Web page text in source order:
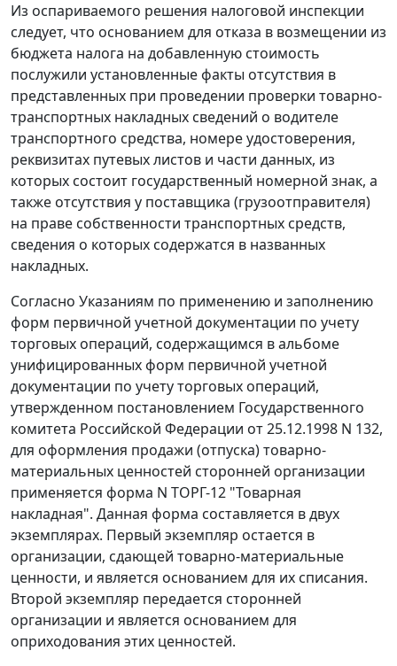
Из оспариваемого решения налоговой инспекции
следует, что основанием для отказа в возмещении из
бюджета налога на добавленную стоимость
послужили установленные факты отсутствия в
представленных при проведении проверки товарно-
транспортных накладных сведений о водителе
транспортного средства, номере удостоверения,
реквизитах путевых листов и части данных, из
которых состоит государственный номерной знак, а
также отсутствия у поставщика (грузоотправителя)
на праве собственности транспортных средств,
сведения о которых содержатся в названных
накладных.
Согласно Указаниям по применению и заполнению
форм первичной учетной документации по учету
торговых операций, содержащимся вальбоме
унифицированных форм первичной учетной
документации по учету торговых операций,
утвержденном постановлением Государственного
комитета Российской Федерации от 25.12.1998 N 132,
для оформления продажи (отпуска) товарно-
материальных ценностей сторонней организации
применяется форма N ТОРГ-12 "Товарная
накладная". Данная форма составляется в двух
экземплярах. Первый экземпляр остается в
организации, сдающей товарно-материальные
ценности, и является основанием для их списания.
Второй экземпляр передается сторонней
организации и является основанием для
оприходования этих ценностей.